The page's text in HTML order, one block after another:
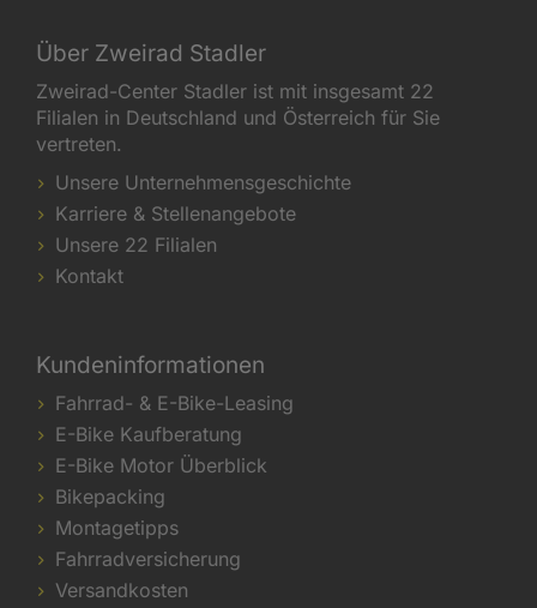
Über Zweirad Stadler
Zweirad-Center Stadler ist mit insgesamt 22
Filialen in Deutschland und Österreich für Sie
vertreten.
Unsere Unternehmensgeschichte
Karriere & Stellenangebote
Unsere 22 Filialen
Kontakt
Kundeninformationen
Fahrrad- & E-Bike-Leasing
E-Bike Kaufberatung
E-Bike Motor Überblick
Bikepacking
Montagetipps
Fahrradversicherung
Versandkosten